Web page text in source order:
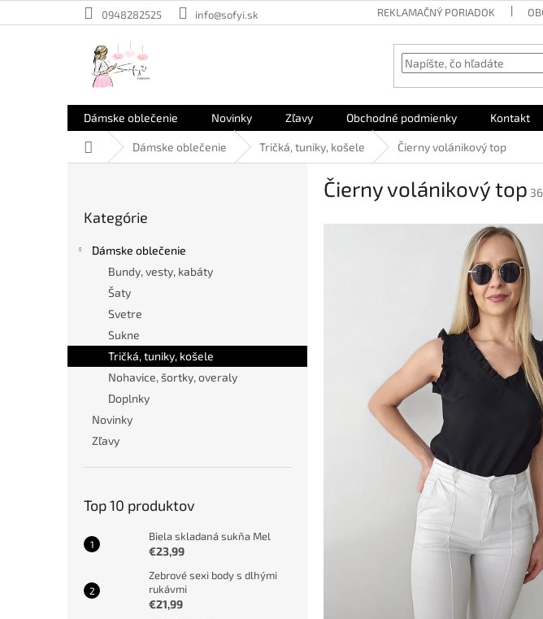
na
0948282525 info@sofyi.sk REKLAMAČNÝ PORIADOK
Dámske oblečenie Novinky Zľavy Obchodné podmienky Kontakt
DomovDámske oblečenie Tričká, tuniky, košele Čierny volánikový top
kategórie
Kategórie
Dámske oblečenie
Bundy, vesty, kabáty
Šaty
Svetre
Sukne
Tričká, tuniky, košele
Nohavice, šortky, overaly
Doplnky
Novinky
Zľavy
Top 10 produktov
Biela skladaná sukňa Mel
€23,99
Zebrové sexi body s dlhými
rukávmi
€21,99
Čierny volánikový top